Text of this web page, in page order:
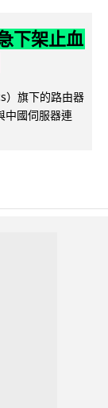
下架止血
）旗下的路由器
中國伺服器連